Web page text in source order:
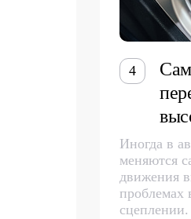
4
Иногда в
меняются
движения
сцеплении.